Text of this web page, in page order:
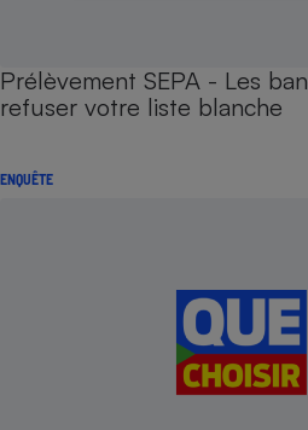
Prélèvement SEPA - Les
refuser votre liste blanche
ENQUÊTE